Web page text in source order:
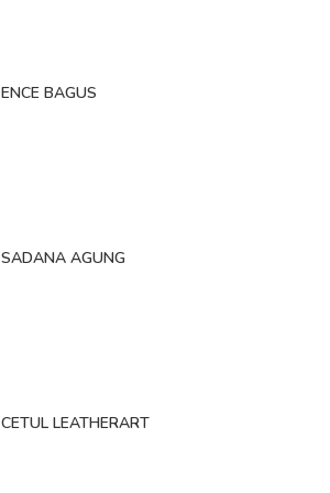
ENCE BAGUS
SADANA AGUNG
CETUL LEATHERART